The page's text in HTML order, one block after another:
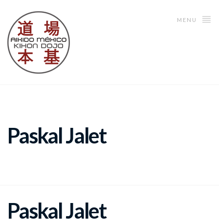
MENU
Paskal Jalet
Paskal Jalet